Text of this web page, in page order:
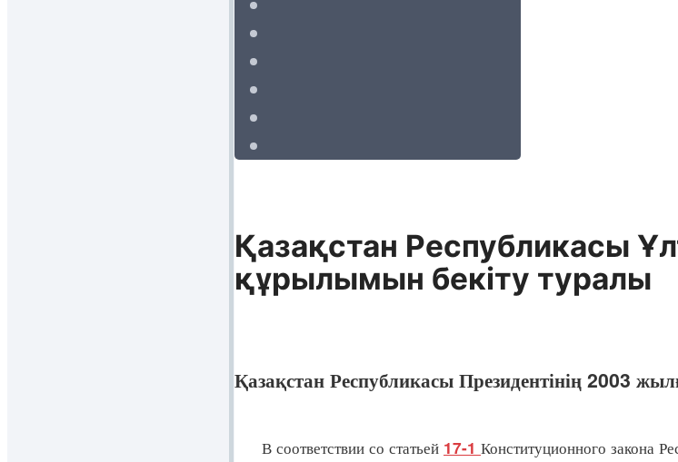
Қазақстан Республикасы
құрылымын бекiту туралы
Қазақстан Республикасы Президентінің 2003
В соответствии со статьей 17-1 Конституционного закона